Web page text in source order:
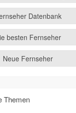
Datenbank
besten Fernseher
Neue Fernseher
Themen